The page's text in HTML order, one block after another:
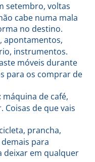
setembro, voltas
cabe numa mala
no destino.
apontamentos,
instrumentos.
móveis durante
para os comprar de
máquina de café,
de que vais
prancha,
para
deixar em qualquer